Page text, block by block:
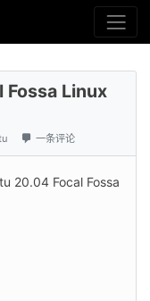
Fossa Linux
一条评论
20.04 Focal Fossa